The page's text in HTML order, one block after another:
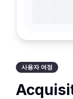
사용자 여정